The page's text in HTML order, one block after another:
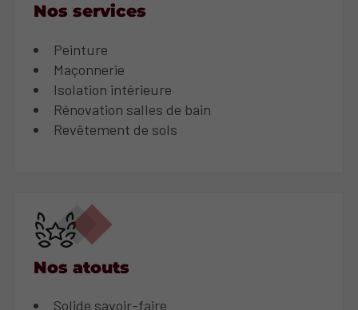
Nos services
Peinture
Maçonnerie
Isolation intérieure
Rénovation salles de bain
Revêtement de sols
Nos atouts
Solide savoir-faire